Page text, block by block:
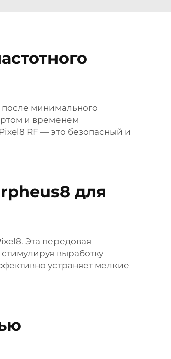
после минимального
и временем
RF — это безопасный и
для
Эта передовая
выработку
устраняет мелкие